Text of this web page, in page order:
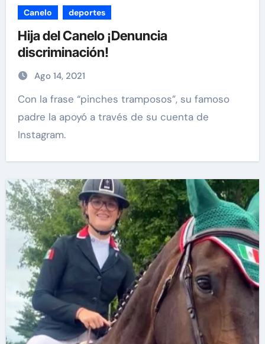
Canelo deportes
Hija del Canelo ¡Denuncia
discriminación!
Ago 14, 2021
Con la frase “pinches tramposos”, su famoso
padre la apoyó a través de su cuenta de
Instagram.